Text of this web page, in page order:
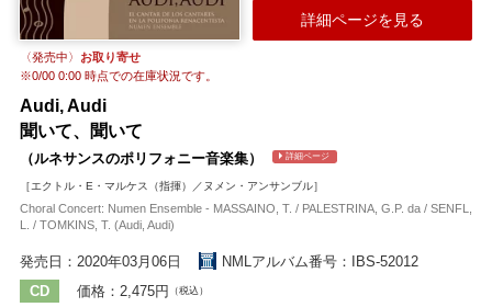
しい古楽鍵盤奏者オー、巧みなバロック歌唱で多忙な活躍を続ける
ル・シュナーデク、幅広い声域と細やかな解釈で中世まで遡る広範な
音楽を歌いこなすモイヨン……と、それぞれ異なる古楽フィールドで
存在感を強めている異才ばかりが集う精鋭集団。ほどよい残響のなか
の真相を見極めるにも意義深く、かつバロックの金管と声楽とが自然
に隣り合うヴェネツィア楽派の本分をよく伝える絶好の仕上がりにな
っています。 楽器や収録曲についての解説（仏・英・独語）も興味深
い内容。
メールロ
G.ガブリエリ
詳細ページを見る
〈発売中〉 お取り寄せ
※0/00 0:00時点での在庫状況です。
Audi, Audi
聞いて、聞いて
（ルネサンスのポリフォニー音楽集） 詳細ページ
［エクトル・E・マルケス（指揮）／ヌメン・アンサンブル］
Choral Concert: Numen Ensemble - MASSAINO, T. / PALESTRINA, G.P. da / SENFL,
L. / TOMKINS, T. (Audi, Audi)
発売日：2020年03月06日
NMLアルバム番号：IBS-52012
CD
価格：2,475円 （税込）